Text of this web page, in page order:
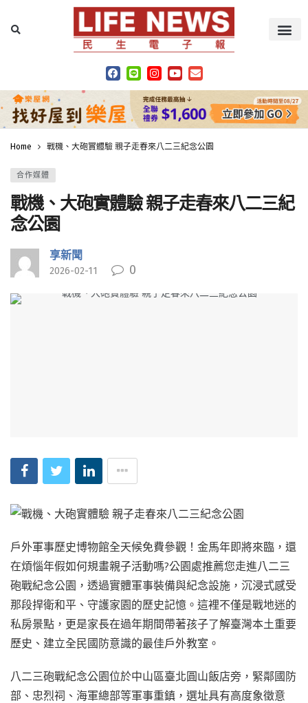
Home 戰機、大砲實體驗 親子走春來八二三紀念公園
合作媒體
戰機、大砲實體驗 親子走春來八二三紀
念公園
享新聞
2026-02-11 0
戶外軍事歷史博物館全天候免費參觀！金馬年即將來臨，還
在煩惱年假如何規畫親子活動嗎?公園處推薦您走進八二三
砲戰紀念公園，透過實體軍事裝備與紀念設施，沉浸式感受
那段捍衛和平、守護家園的歷史記憶。這裡不僅是戰地迷的
私房景點，更是家長在過年期間帶著孩子了解臺灣本土重要
歷史、建立全民國防意識的最佳戶外教室。
八二三砲戰紀念公園位於中山區臺北圓山飯店旁，緊鄰國防
部、忠烈祠、海軍總部等軍事重鎮，選址具有高度象徵意